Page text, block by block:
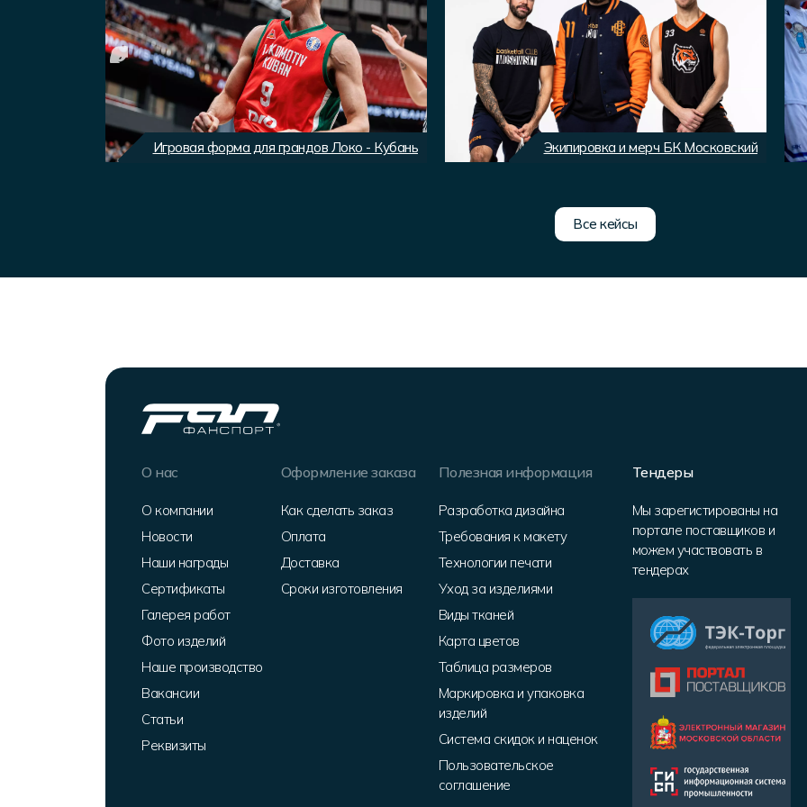
Игровая форма для грандов Локо - Кубань
Экипировка и мерч БК Московский
Все кейсы
О нас
О компании
Новости
Наши награды
Сертификаты
Галерея работ
Фото изделий
Наше производство
Вакансии
Статьи
Реквизиты
Оформление заказа
Как сделать заказ
Оплата
Доставка
Сроки изготовления
Полезная информация
Разработка дизайна
Требования к макету
Технологии печати
Уход за изделиями
Виды тканей
Карта цветов
Таблица размеров
Маркировка и упаковка
изделий
Система скидок и наценок
Пользовательское
соглашение
Тендеры
Мы зарегистированы на
портале поставщиков и
можем участвовать в
тендерах